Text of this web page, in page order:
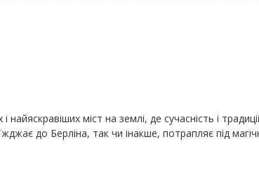
найяскравіших міст на землі, де сучасність і
до Берліна, так чи інакше, потрапляє під